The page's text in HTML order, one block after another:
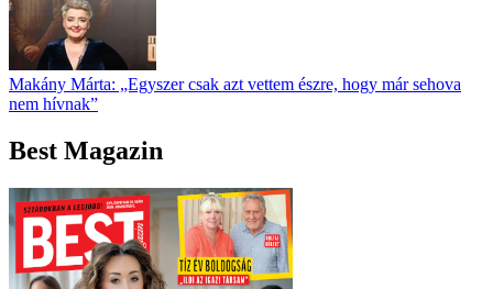
Makány Márta: „Egyszer csak azt vettem észre, hogy már sehova
nem hívnak”
Best Magazin